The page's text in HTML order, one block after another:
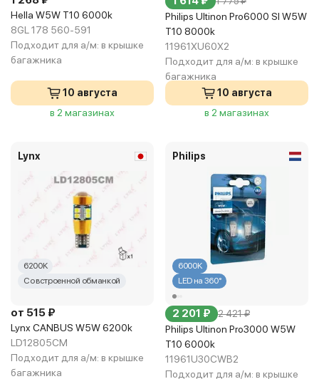
Hella W5W T10 6000k
8GL 178 560-591
Подходит для а/м: в крышке
багажника
10 августа
в 2 магазинах
Philips Ultinon Pro6000 Sl W5W
T10 8000k
11961XU60X2
Подходит для а/м: в крышке
багажника
10 августа
в 2 магазинах
Lynx
6200K
Со встроенной обманкой
от 515 ₽
Lynx CANBUS W5W 6200k
LD12805CM
Подходит для а/м: в крышке
багажника
Philips
6000K
LED на 360°
2 201 ₽ 2 421 ₽
Philips Ultinon Pro3000 W5W
T10 6000k
11961U30CWB2
Подходит для а/м: в крышке